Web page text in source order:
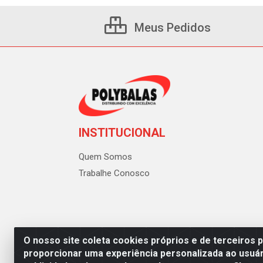
O nosso site coleta cookies próprios e de terceiros
proporcionar uma experiência personalizada ao
Meus Pedidos
INSTITUCIONAL
Quem Somos
Trabalhe Conosco